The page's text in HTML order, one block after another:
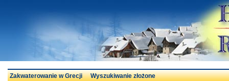
Zakwaterowanie w Grecji Wyszukiwanie złożone